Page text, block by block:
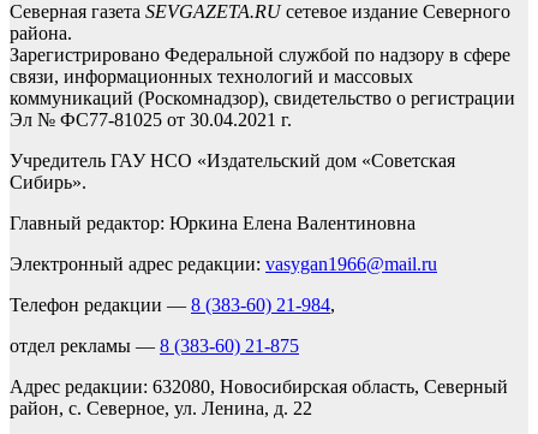
Северная газета SEVGAZETA.RUсетевое издание Северного
района.
Зарегистрировано Федеральной службой по надзору в сфере
связи, информационных технологий и массовых
коммуникаций (Роскомнадзор), свидетельство о регистрации
Эл № ФС77-81025 от 30.04.2021 г.
Учредитель ГАУ НСО «Издательский дом «Советская
Сибирь».
Главный редактор: Юркина Елена Валентиновна
Электронный адрес редакции: vasygan1966@mail.ru
Телефон редакции — 8 (383-60) 21-984,
отдел рекламы — 8 (383-60) 21-875
Адрес редакции: 632080, Новосибирская область, Северный
район, с. Северное, ул. Ленина, д. 22